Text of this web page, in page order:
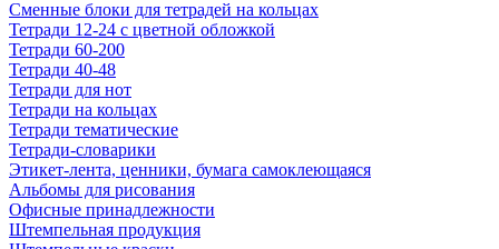
Сменные блоки для тетрадей на кольцах
Тетради 12-24 с цветной обложкой
Тетради 60-200
Тетради 40-48
Тетради для нот
Тетради на кольцах
Тетради тематические
Тетради-словарики
Этикет-лента, ценники, бумага самоклеющаяся
Альбомы для рисования
Офисные принадлежности
Штемпельная продукция